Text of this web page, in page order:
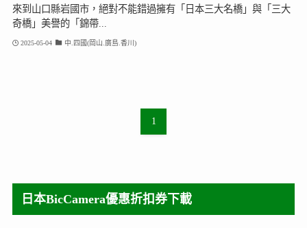
來到山口縣岩國市，絕對不能錯過擁有「日本三大名橋」與「三大
奇橋」美譽的「錦帶...
2025-05-04 中.四國(岡山.廣島.香川)
1
日本BicCamera優惠折扣券下載